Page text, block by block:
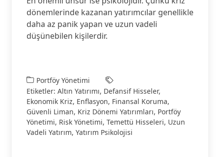
dönemlerinde kazanan yatırımcılar genellikle
daha az panik yapan ve uzun vadeli
düşünebilen kişilerdir.
Portföy Yönetimi
Etiketler: Altın Yatırımı, Defansif Hisseler,
Ekonomik Kriz, Enflasyon, Finansal Koruma,
Güvenli Liman, Kriz Dönemi Yatırımları, Portföy
Yönetimi, Risk Yönetimi, Temettü Hisseleri, Uzun
Vadeli Yatırım, Yatırım Psikolojisi